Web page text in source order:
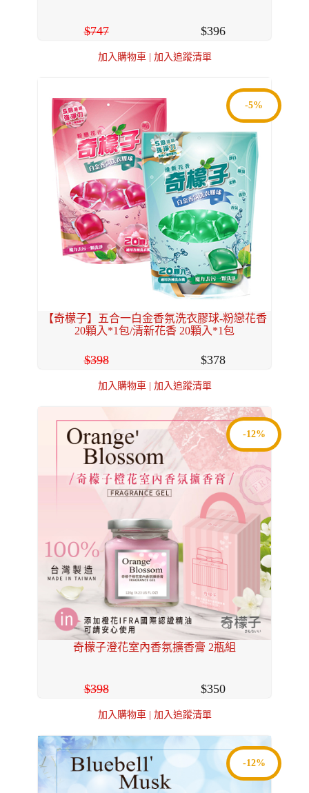
747 396
加入購物車 | 加入追蹤清單
-5%
【奇檬子】五合一白金香氛洗衣膠球-粉戀花香
20顆入*1包/清新花香 20顆入*1包
398 378
加入購物車 | 加入追蹤清單
-12%
奇檬子澄花室內香氛擴香膏 2瓶組
398 350
加入購物車 | 加入追蹤清單
-12%